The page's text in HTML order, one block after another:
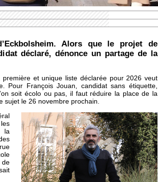
Alors que le projet de
déclaré, dénonce un partage de la
et unique liste déclarée pour 2026 veut
Pour François Jouan, candidat sans étiquette,
soit écolo ou pas, il faut réduire la place de la
sujet le 26 novembre prochain.
la
de